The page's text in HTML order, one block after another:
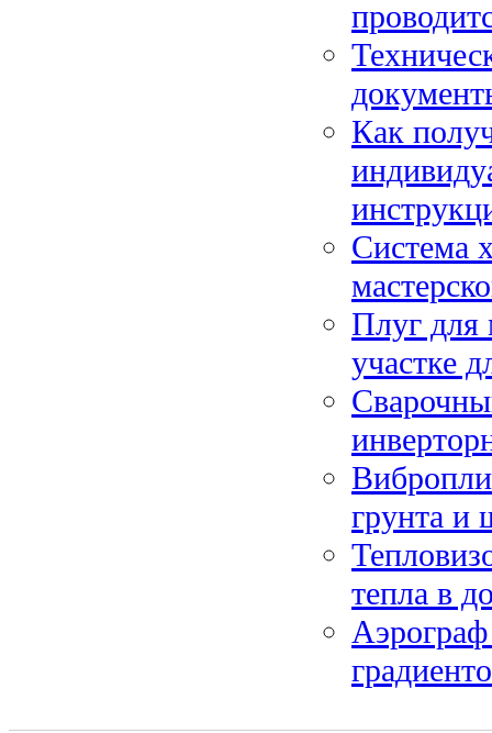
Как
Система
Плуг для
участке
грунта и
тепла в
Аэрограф